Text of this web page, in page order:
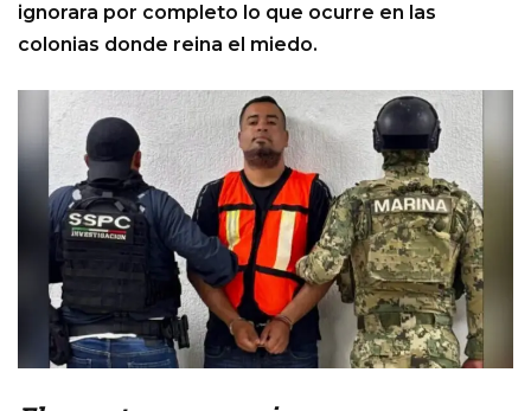
ignorara por completo lo que ocurre en las
colonias donde reina el miedo.